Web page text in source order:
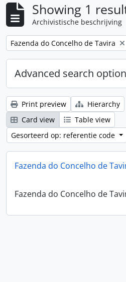
Showing 1
Archivistische beschrijving
Remove filter:
Fazenda do Concelho de Tavira
Advanced search
Print preview
Hierarchy
Card view
Table view
Gesorteerd op: referentie code
Fazenda do Concelho de
Fazenda do Concelho de